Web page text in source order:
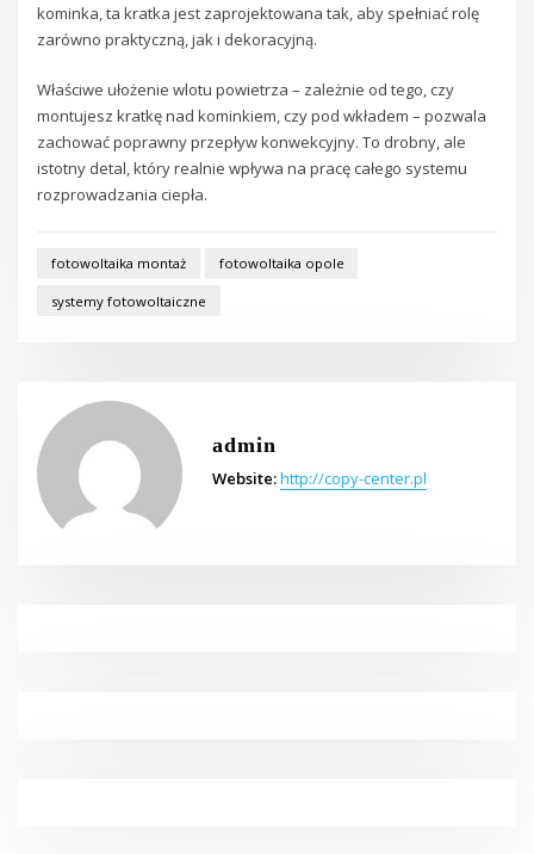
kominka, ta kratka jest zaprojektowana tak, aby spełniać rolę
zarówno praktyczną, jak i dekoracyjną.
Właściwe ułożenie wlotu powietrza – zależnie od tego, czy
montujesz kratkę nad kominkiem, czy pod wkładem – pozwala
zachować poprawny przepływ konwekcyjny. To drobny, ale
istotny detal, który realnie wpływa na pracę całego systemu
rozprowadzania ciepła.
fotowoltaika montaż fotowoltaika opole
systemy fotowoltaiczne
admin
Website:http://copy-center.pl